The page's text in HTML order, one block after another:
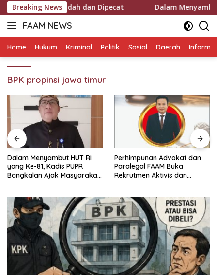
Langsung
ke
konten
Breaking News
Dipindah dan Dipecat Dalam Menyambut HUT
FAAM NEWS
Mengungkap
Mengawal
Home Hukum Kriminal Politik Sosial Daerah
BPK propinsi jawa timur
Dalam Menyambut HUT RI
yang Ke-81, Kadis PUPR
Bangkalan Ajak Masyarakat
Perhimpunan Advokat dan
Paralegal FAAM Buka
Rekrutmen Aktivis dan